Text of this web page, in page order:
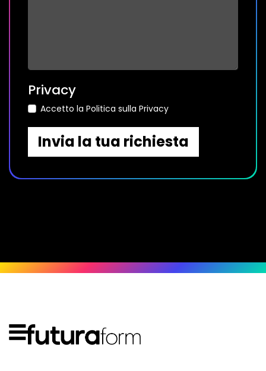
Privacy
Accetto la Politica sulla Privacy
Invia la tua richiesta